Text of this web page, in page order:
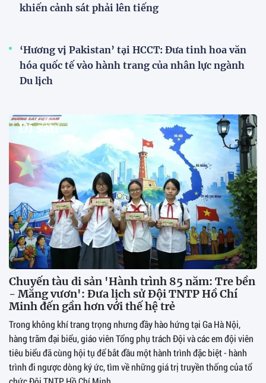
khiến cảnh sát phải lên tiếng
‘Hương vị Pakistan’ tại HCCT: Đưa tinh hoa văn
hóa quốc tế vào hành trang của nhân lực ngành
Du lịch
Di sản
Chuyến tàu di sản 'Hành trình 85 năm: Tre bền
- Măng vươn': Đưa lịch sử Đội TNTP Hồ Chí
Minh đến gần hơn với thế hệ trẻ
Trong không khí trang trọng nhưng đầy hào hứng tại Ga Hà Nội,
hàng trăm đại biểu, giáo viên Tổng phụ trách Đội và các em đội viên
tiêu biểu đã cùng hội tụ để bắt đầu một hành trình đặc biệt - hành
trình đi ngược dòng ký ức, tìm về những giá trị truyền thống của tổ